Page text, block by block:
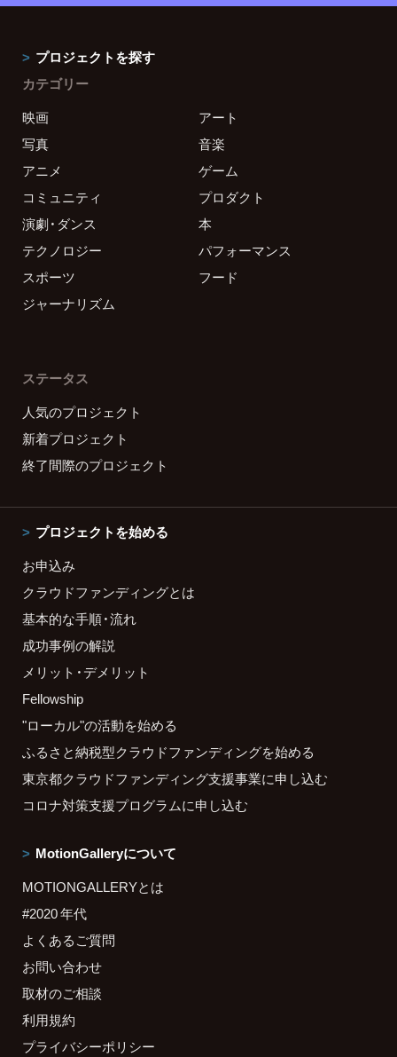
プロジェクトを探す
カテゴリー
映画
アート
写真
音楽
アニメ
ゲーム
コミュニティ
プロダクト
演劇・ダンス
本
テクノロジー
パフォーマンス
スポーツ
フード
ジャーナリズム
ステータス
人気のプロジェクト
新着プロジェクト
終了間際のプロジェクト
プロジェクトを始める
お申込み
クラウドファンディングとは
基本的な手順・流れ
成功事例の解説
メリット・デメリット
Fellowship
"ローカル"の活動を始める
ふるさと納税型クラウドファンディングを始める
東京都クラウドファンディング支援事業に申し込む
コロナ対策支援プログラムに申し込む
MotionGalleryについて
MOTIONGALLERYとは
#2020 年代
よくあるご質問
お問い合わせ
取材のご相談
利用規約
プライバシーポリシー